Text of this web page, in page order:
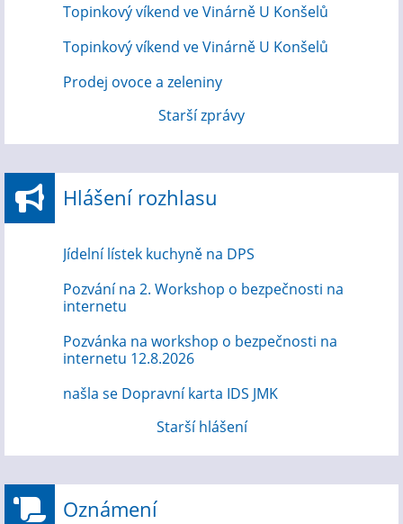
Topinkový víkend ve Vinárně U Konšelů
Topinkový víkend ve Vinárně U Konšelů
Prodej ovoce a zeleniny
Starší zprávy
Hlášení rozhlasu
Jídelní lístek kuchyně na DPS
Pozvání na 2. Workshop o bezpečnosti na
internetu
Pozvánka na workshop o bezpečnosti na
internetu 12.8.2026
našla se Dopravní karta IDS JMK
Starší hlášení
Oznámení